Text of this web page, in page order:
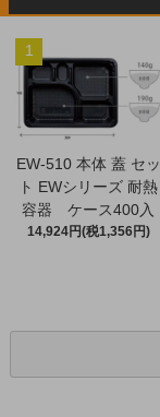
1
EW-510 本体 蓋 セッ
ト EWシリーズ 耐熱
容器 ケース400入
14,924円(税1,356円)